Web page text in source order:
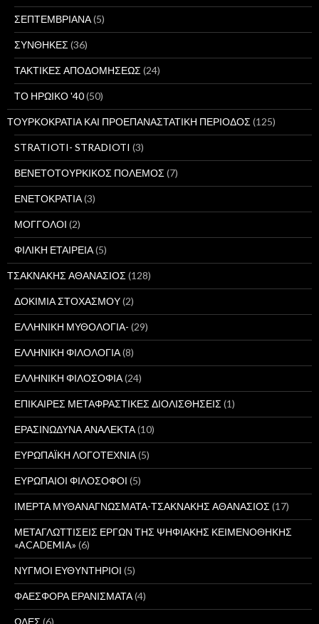
ΣΕΠΤΕΜΒΡΙΑΝΑ(5)
ΣΥΝΘΗΚΕΣ (36)
ΤΑΚΤΙΚΕΣ ΑΠΟΔΟΜΗΣΕΩΣ (24)
ΤΟ ΗΡΩΙΚΟ '40(50)
ΤΟΥΡΚΟΚΡΑΤΙΑ ΚΑΙ ΠΡΟΕΠΑΝΑΣΤΑΤΙΚΗ ΠΕΡΙΟΔΟΣ (125)
STRATIOTI- STRADIOTI (3)
ΒΕΝΕΤΟΤΟΥΡΚΙΚΟΣ ΠΟΛΕΜΟΣ (7)
ΕΝΕΤΟΚΡΑΤΙΑ(3)
ΜΟΓΓΟΛΟΙ (2)
ΦΙΛΙΚΗ ΕΤΑΙΡΕΙΑ(5)
ΤΣΑΚΝΑΚΗΣ ΑΘΑΝΑΣΙΟΣ (128)
ΔΟΚΙΜΙΑ ΣΤΟΧΑΣΜΟΥ(2)
ΕΛΛΗΝΙΚΗ ΜΥΘΟΛΟΓΙΑ- (29)
ΕΛΛΗΝΙΚΗ ΦΙΛΟΛΟΓΙΑ(8)
ΕΛΛΗΝΙΚΗ ΦΙΛΟΣΟΦΙΑ(24)
ΕΠΙΚΑΙΡΕΣ ΜΕΤΑΦΡΑΣΤΙΚΕΣ ΔΙΟΛΙΣΘΗΣΕΙΣ (1)
ΕΡΑΣΙΝΩΔΥΝΑ ΑΝΑΛΕΚΤΑ(10)
ΕΥΡΩΠΑΪΚΗ ΛΟΓΟΤΕΧΝΙΑ(5)
ΕΥΡΩΠΑΙΟΙ ΦΙΛΟΣΟΦΟΙ (5)
ΙΜΕΡΤΑ ΜΥΘΑΝΑΓΝΩΣΜΑΤΑ-ΤΣΑΚΝΑΚΗΣ ΑΘΑΝΑΣΙΟΣ (17)
ΜΕΤΑΓΛΩΤΤΙΣΕΙΣ ΕΡΓΩΝ ΤΗΣ ΨΗΦΙΑΚΗΣ ΚΕΙΜΕΝΟΘΗΚΗΣ
«ACADEMIA» (6)
ΝΥΓΜΟΙ ΕΥΘΥΝΤΗΡΙΟΙ (5)
ΦΑΕΣΦΟΡΑ ΕΡΑΝΙΣΜΑΤΑ(4)
ΩΔΕΣ (6)